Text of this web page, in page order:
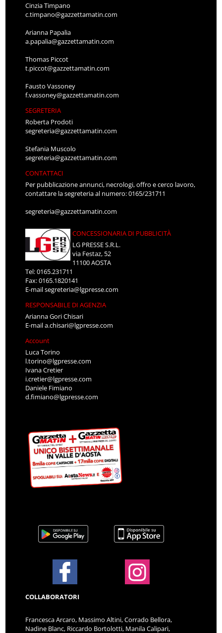
Cinzia Timpano
c.timpano@gazzettamatin.com
Arianna Papalia
a.papalia@gazzettamatin.com
Thomas Piccot
t.piccot@gazzettamatin.com
Fausto Vassoney
f.vassoney@gazzettamatin.com
SEGRETERIA
Roberta Prodoti
segreteria@gazzettamatin.com
Stefania Muscolo
segreteria@gazzettamatin.com
CONTATTACI
Per pubblicazione annunci, necrologi, offro e cerco lavoro,
contattare la segreteria al numero: 0165/231711
segreteria@gazzettamatin.com
CONCESSIONARIA DI PUBBLICITÀ
LG PRESSE S.R.L.
via Festaz, 52
11100 AOSTA
Tel: 0165.231711
Fax: 0165.1820141
E-mailsegreteria@lgpresse.com
RESPONSABILE DI AGENZIA
Arianna Gori Chisari
E-maila.chisari@lgpresse.com
Account
Luca Torino
l.torino@lgpresse.com
Ivana Cretier
i.cretier@lgpresse.com
Daniele Fimiano
d.fimiano@lgpresse.com
COLLABORATORI
Francesca Arcaro, Massimo Altini, Corrado Bellora,
Nadine Blanc, Riccardo Bortolotti, Manila Calipari,